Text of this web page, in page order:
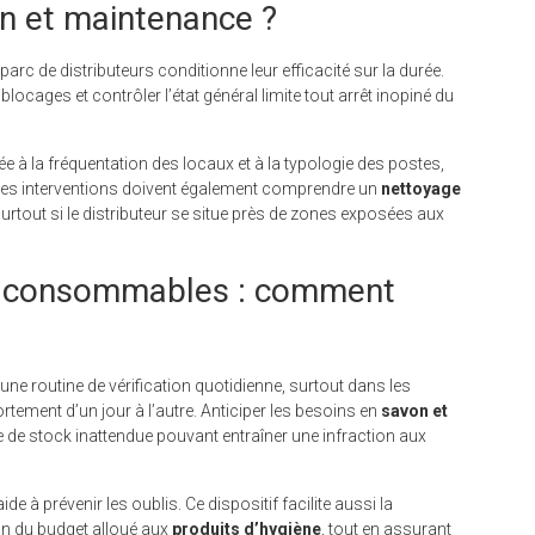
et maintenance ?
de distributeurs conditionne leur efficacité sur la durée.
et contrôler l’état général limite tout arrêt inopiné du
à la fréquentation des locaux et à la typologie des postes,
interventions doivent également comprendre un nettoyage
si le distributeur se situe près de zones exposées aux
: comment
routine de vérification quotidienne, surtout dans les
d’un jour à l’autre. Anticiper les besoins en savon et
stock inattendue pouvant entraîner une infraction aux
à prévenir les oublis. Ce dispositif facilite aussi la
du budget alloué aux produits d’hygiène , tout en assurant